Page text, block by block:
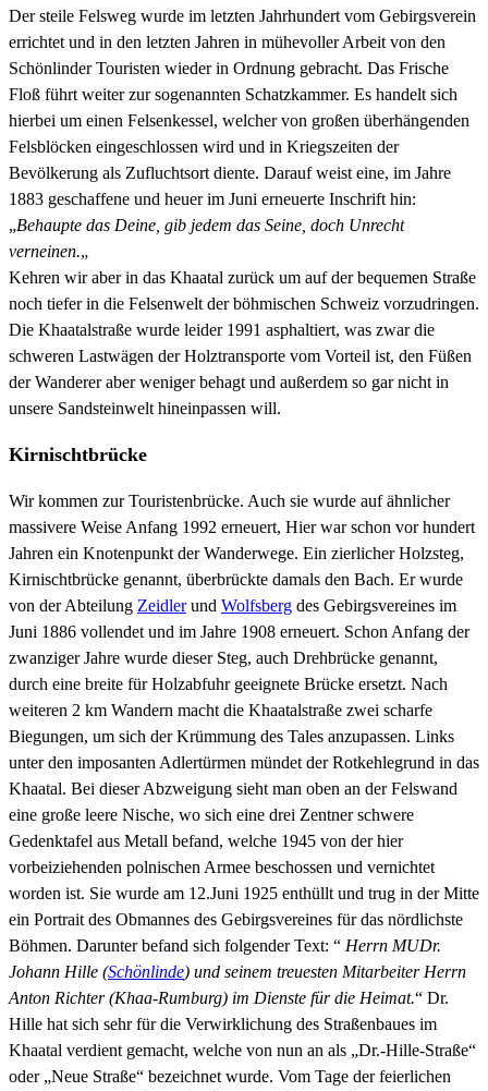
Der steile Felsweg wurde im letzten Jahrhundert vom Gebirgsverein
errichtet und in den letzten Jahren in mühevoller Arbeit von den
Schönlinder Touristen wieder in Ordnung gebracht. Das Frische
Floß führt weiter zur sogenannten Schatzkammer. Es handelt sich
hierbei um einen Felsenkessel, welcher von großen überhängenden
Felsblöcken eingeschlossen wird und in Kriegszeiten der
Bevölkerung als Zufluchtsort diente. Darauf weist eine, im Jahre
1883 geschaffene und heuer im Juni erneuerte Inschrift hin:
„Behaupte das Deine, gib jedem das Seine, doch Unrecht
verneinen.„
Kehren wir aber in das Khaatal zurück um auf der bequemen Straße
noch tiefer in die Felsenwelt der böhmischen Schweiz vorzudringen.
Die Khaatalstraße wurde leider 1991 asphaltiert, was zwar die
schweren Lastwägen der Holztransporte vom Vorteil ist, den Füßen
der Wanderer aber weniger behagt und außerdem so gar nicht in
unsere Sandsteinwelt hineinpassen will.
Kirnischtbrücke
Wir kommen zur Touristenbrücke. Auch sie wurde auf ähnlicher
massivere Weise Anfang 1992 erneuert, Hier war schon vor hundert
Jahren ein Knotenpunkt der Wanderwege. Ein zierlicher Holzsteg,
Kirnischtbrücke genannt, überbrückte damals den Bach. Er wurde
von der Abteilung Zeidlerund Wolfsberg des Gebirgsvereines im
Juni 1886 vollendet und im Jahre 1908 erneuert. Schon Anfang der
zwanziger Jahre wurde dieser Steg, auch Drehbrücke genannt,
durch eine breite für Holzabfuhr geeignete Brücke ersetzt. Nach
weiteren 2 km Wandern macht die Khaatalstraße zwei scharfe
Biegungen, um sich der Krümmung des Tales anzupassen. Links
unter den imposanten Adlertürmen mündet der Rotkehlegrund in das
Khaatal. Bei dieser Abzweigung sieht man oben an der Felswand
eine große leere Nische, wo sich eine drei Zentner schwere
Gedenktafel aus Metall befand, welche 1945 von der hier
vorbeiziehenden polnischen Armee beschossen und vernichtet
worden ist. Sie wurde am 12.Juni 1925 enthüllt und trug in der Mitte
ein Portrait des Obmannes des Gebirgsvereines für das nördlichste
Böhmen. Darunter befand sich folgender Text: “ Herrn MUDr.
Johann Hille (Schönlinde) und seinem treuesten Mitarbeiter Herrn
Anton Richter (Khaa-Rumburg) im Dienste für die Heimat.“ Dr.
Hille hat sich sehr für die Verwirklichung des Straßenbaues im
Khaatal verdient gemacht, welche von nun an als „Dr.-Hille-Straße“
oder „Neue Straße“ bezeichnet wurde. Vom Tage der feierlichen